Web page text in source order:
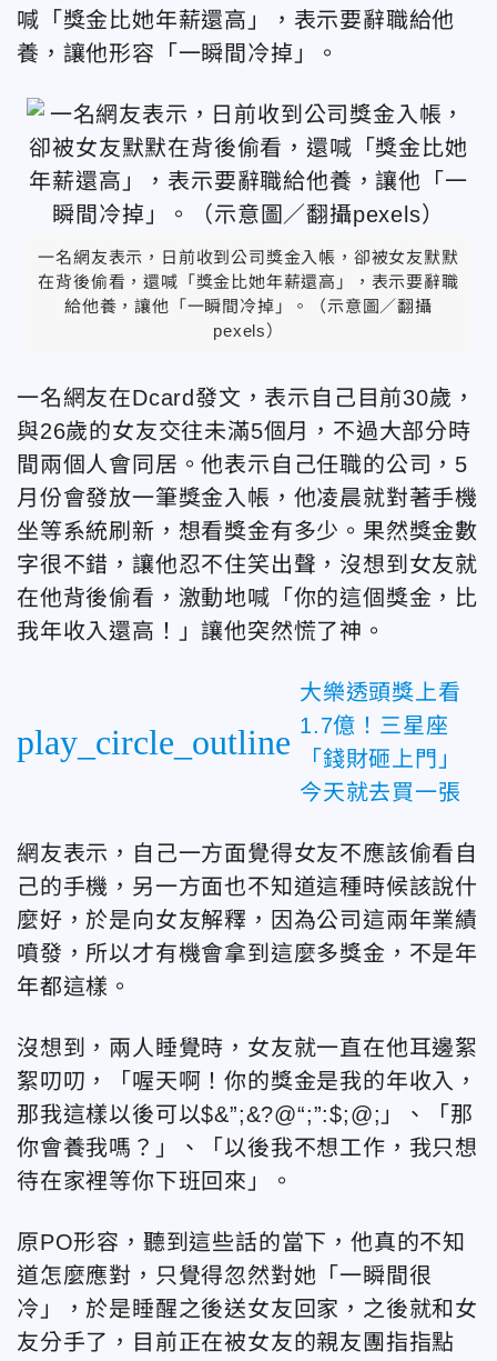
喊「獎金比她年薪還高」，表示要辭職給他
養，讓他形容「一瞬間冷掉」。
一名網友表示，日前收到公司獎金入帳，卻被女友默默
在背後偷看，還喊「獎金比她年薪還高」，表示要辭職
給他養，讓他「一瞬間冷掉」。（示意圖／翻攝
pexels）
一名網友在Dcard發文，表示自己目前30歲，
與26歲的女友交往未滿5個月，不過大部分時
間兩個人會同居。他表示自己任職的公司，5
月份會發放一筆獎金入帳，他凌晨就對著手機
坐等系統刷新，想看獎金有多少。果然獎金數
字很不錯，讓他忍不住笑出聲，沒想到女友就
在他背後偷看，激動地喊「你的這個獎金，比
我年收入還高！」讓他突然慌了神。
play_circle_outline
大樂透頭獎上看
1.7億！三星座
「錢財砸上門」
今天就去買一張
網友表示，自己一方面覺得女友不應該偷看自
己的手機，另一方面也不知道這種時候該說什
麼好，於是向女友解釋，因為公司這兩年業績
噴發，所以才有機會拿到這麼多獎金，不是年
年都這樣。
沒想到，兩人睡覺時，女友就一直在他耳邊絮
絮叨叨，「喔天啊！你的獎金是我的年收入，
那我這樣以後可以$&”;&?@“;”:$;@;」、「那
你會養我嗎？」、「以後我不想工作，我只想
待在家裡等你下班回來」。
原PO形容，聽到這些話的當下，他真的不知
道怎麼應對，只覺得忽然對她「一瞬間很
冷」，於是睡醒之後送女友回家，之後就和女
友分手了，目前正在被女友的親友團指指點